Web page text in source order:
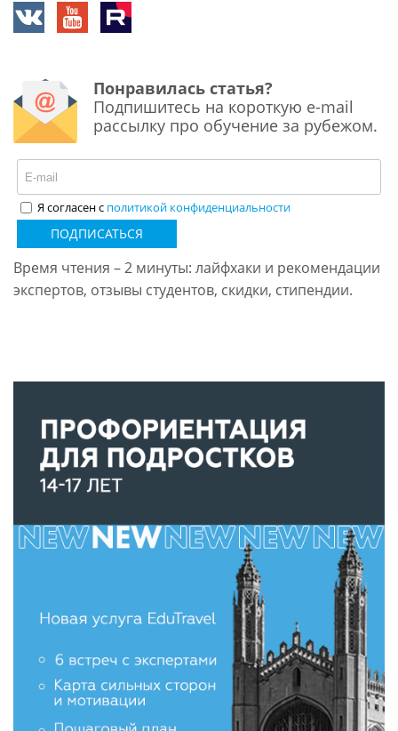
Понравилась статья?
Подпишитесь на короткую e-mail
рассылку про обучение за рубежом.
Я согласен с политикой конфиденциальности
ПОДПИСАТЬСЯ
Время чтения – 2 минуты: лайфхаки и рекомендации
экспертов, отзывы студентов, скидки, стипендии.